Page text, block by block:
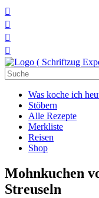




Suchen
nach:
Was koche ich
Stöbern
Alle Rezepte
Merkliste
Reisen
Shop
Mohnkuchen
Streuseln